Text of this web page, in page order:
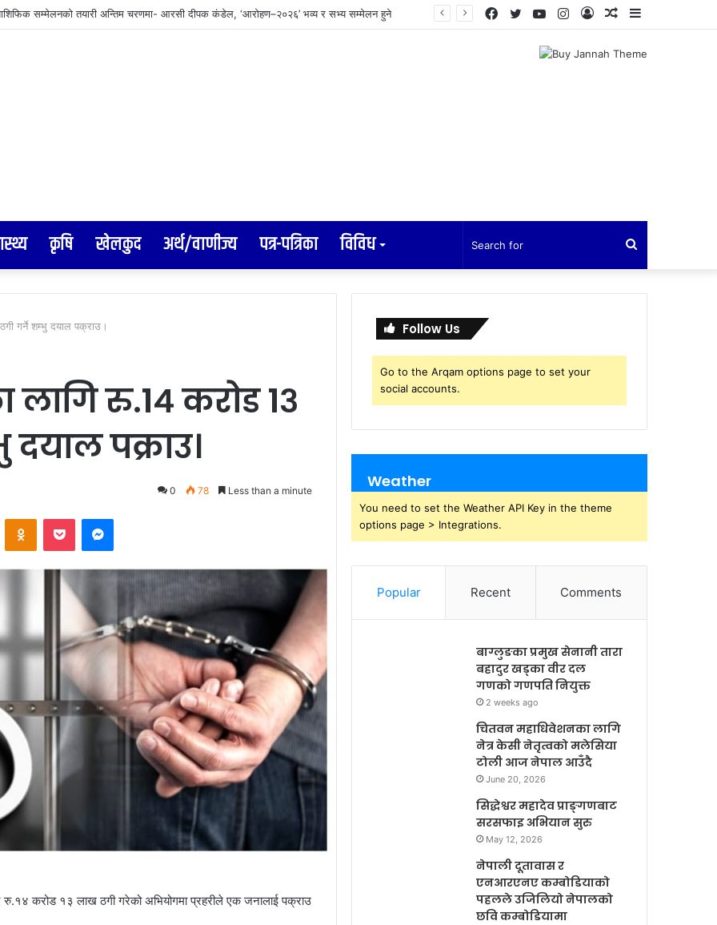
जुट्यो वीरगञ्ज महानगर, इन्टरनेट सेवा प्रदायकलाई छलफलमा बोलाइयो
Random
Log
Instagram
YouTube
Twitter
Facebook
कृषि खेलकुद अर्थ/वाणीज्य पत्र-पत्रिका विविध
for
गर्ने शम्भु दयाल पक्राउ।
लागि रु.१४ करोड १३
पक्राउ।
0 78 Less than a minute
रु.१४ करोड १३ लाख ठगी गरेको अभियोगमा प्रहरीले एक जनालाई पक्राउ
Follow Us
Go to the Arqam options page to set your
social accounts.
Weather
You need to set the Weather API Key in the theme
options page > Integrations.
Popular Recent Comments
बाग्लुङका प्रमुख सेनानी तारा
बहादुर खड्का वीर दल
गणको गणपति नियुक्त
2 weeks ago
चितवन महाधिवेशनका लागि
नेत्र केसी नेतृत्वको मलेसिया
टोली आज नेपाल आउँदै
June 20, 2026
सिद्धेश्वर महादेव प्राङ्गणबाट
सरसफाइ अभियान सुरु
May 12, 2026
नेपाली दूतावास र
एनआरएनए कम्बोडियाको
पहलले उजिलियो नेपालको
छवि कम्बोडियामा